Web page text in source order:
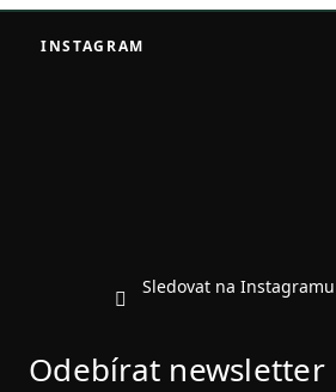
Z
INSTAGRAM
Sledovat na Instagramu
Odebírat newsletter